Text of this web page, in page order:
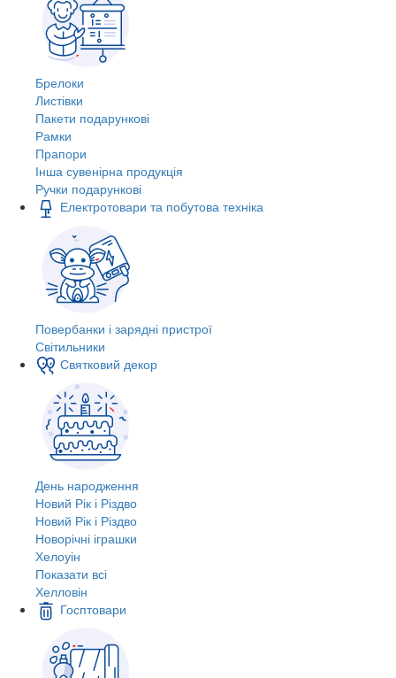
Брелоки
Листівки
Пакети подарункові
Рамки
Прапори
Інша сувенірна продукція
Ручки подарункові
Електротовари та побутова техніка
Повербанки і зарядні пристрої
Світильники
Святковий декор
День народження
Новий Рік і Різдво
Новий Рік і Різдво
Новорічні іграшки
Хелоуін
Показати всі
Хелловін
Госптовари